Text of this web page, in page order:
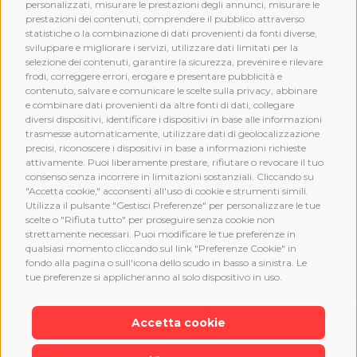
personalizzati, misurare le prestazioni degli annunci, misurare le
prestazioni dei contenuti, comprendere il pubblico attraverso
statistiche o la combinazione di dati provenienti da fonti diverse,
sviluppare e migliorare i servizi, utilizzare dati limitati per la
selezione dei contenuti, garantire la sicurezza, prevenire e rilevare
frodi, correggere errori, erogare e presentare pubblicità e
contenuto, salvare e comunicare le scelte sulla privacy, abbinare
e combinare dati provenienti da altre fonti di dati, collegare
diversi dispositivi, identificare i dispositivi in base alle informazioni
trasmesse automaticamente, utilizzare dati di geolocalizzazione
precisi, riconoscere i dispositivi in base a informazioni richieste
attivamente. Puoi liberamente prestare, rifiutare o revocare il tuo
consenso senza incorrere in limitazioni sostanziali. Cliccando su
"Accetta cookie," acconsenti all'uso di cookie e strumenti simili.
Utilizza il pulsante "Gestisci Preferenze" per personalizzare le tue
scelte o "Rifiuta tutto" per proseguire senza cookie non
strettamente necessari. Puoi modificare le tue preferenze in
qualsiasi momento cliccando sul link "Preferenze Cookie" in
fondo alla pagina o sull'icona dello scudo in basso a sinistra. Le
tue preferenze si applicheranno al solo dispositivo in uso.
Accetta cookie
MEMBERSHIP